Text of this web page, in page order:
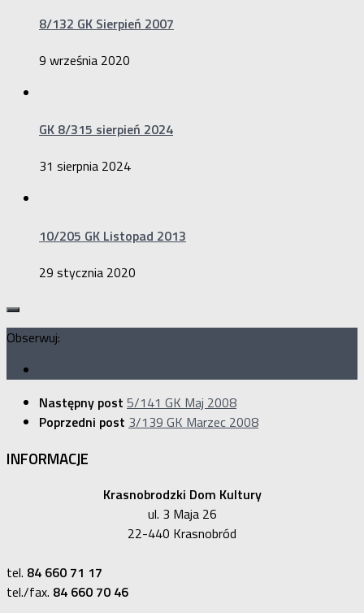
8/132 GK Sierpień 2007
9 września 2020
GK 8/315 sierpień 2024
31 sierpnia 2024
10/205 GK Listopad 2013
29 stycznia 2020
Obserwuj:
Następny post 5/141 GK Maj 2008
Poprzedni post 3/139 GK Marzec 2008
INFORMACJE
Krasnobrodzki Dom Kultury
ul. 3 Maja 26
22-440 Krasnobród
tel. 84 660 71 17
tel./fax. 84 660 70 46